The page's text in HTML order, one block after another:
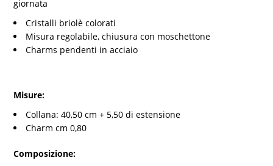
giornata
Cristalli briolè colorati
Misura regolabile, chiusura con moschettone
Charms pendenti in acciaio
Misure:
Collana: 40,50 cm + 5,50 di estensione
Charm cm 0,80
Composizione: